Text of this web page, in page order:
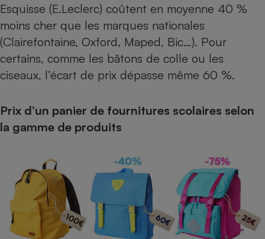
Esquisse (E.Leclerc) coûtent en moyenne 40 %
moins cher que les marques nationales
(Clairefontaine, Oxford, Maped, Bic…). Pour
certains, comme les bâtons de colle ou les
ciseaux, l’écart de prix dépasse même 60 %.
Prix d’un panier de fournitures scolaires selon
la gamme de produits